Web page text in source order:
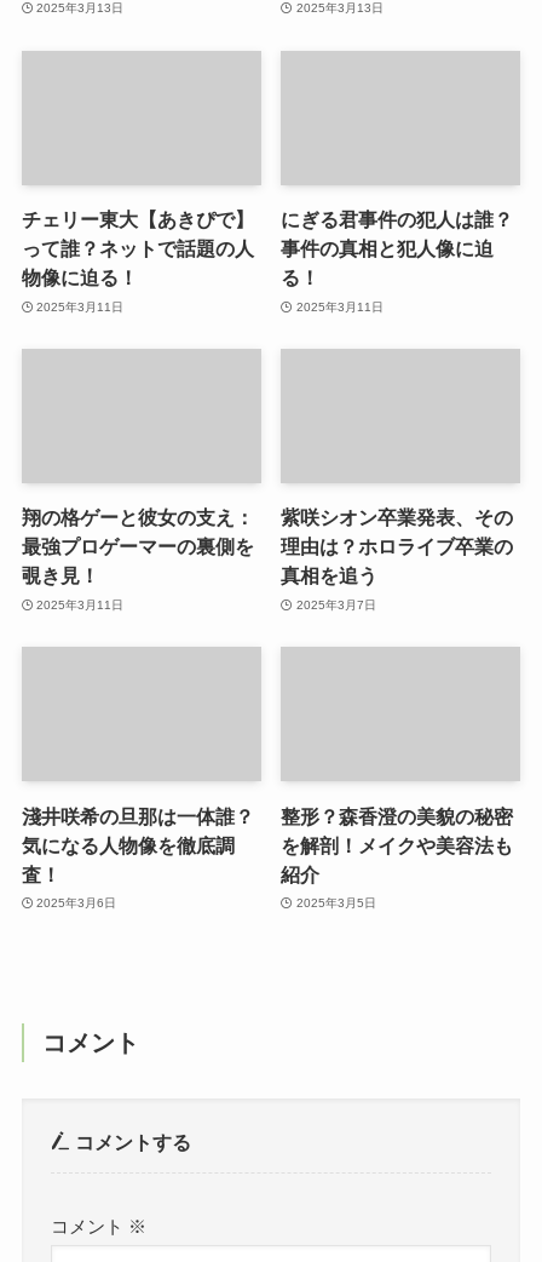
2025年3月13日 2025年3月13日
チェリー東大【あきぴで】
って誰？ネットで話題の人
物像に迫る！
2025年3月11日
にぎる君事件の犯人は誰？
事件の真相と犯人像に迫
る！
2025年3月11日
翔の格ゲーと彼女の支え：
最強プロゲーマーの裏側を
覗き見！
2025年3月11日
紫咲シオン卒業発表、その
理由は？ホロライブ卒業の
真相を追う
2025年3月7日
淺井咲希の旦那は一体誰？
気になる人物像を徹底調
査！
2025年3月6日
整形？森香澄の美貌の秘密
を解剖！メイクや美容法も
紹介
2025年3月5日
コメント
コメントする
コメント ※